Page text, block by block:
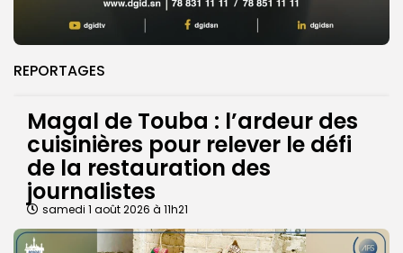
REPORTAGES
Magal de Touba : l’ardeur des
cuisinières pour relever le défi
de la restauration des
journalistes
samedi 1 août 2026 à 11h21